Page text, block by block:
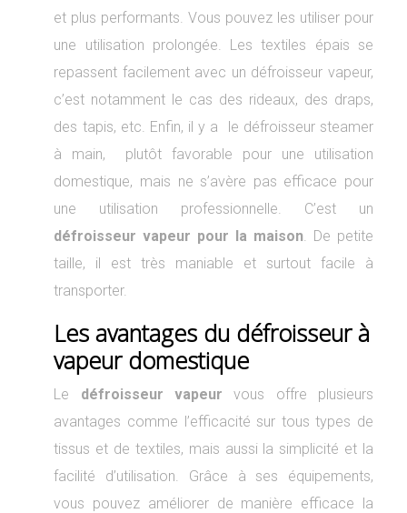
et plus performants. Vous pouvez les utiliser pour
une utilisation prolongée. Les textiles épais se
repassent facilement avec un défroisseur vapeur,
c’est notamment le cas des rideaux, des draps,
des tapis, etc. Enfin, il y a le défroisseur steamer
à main, plutôt favorable pour une utilisation
domestique, mais ne s’avère pas efficace pour
une utilisation professionnelle. C’est un
défroisseur vapeur pour la maison. De petite
taille, il est très maniable et surtout facile à
transporter.
Les avantages du défroisseur à
vapeur domestique
Le défroisseur vapeur vous offre plusieurs
avantages comme l’efficacité sur tous types de
tissus et de textiles, mais aussi la simplicité et la
facilité d’utilisation. Grâce à ses équipements,
vous pouvez améliorer de manière efficace la